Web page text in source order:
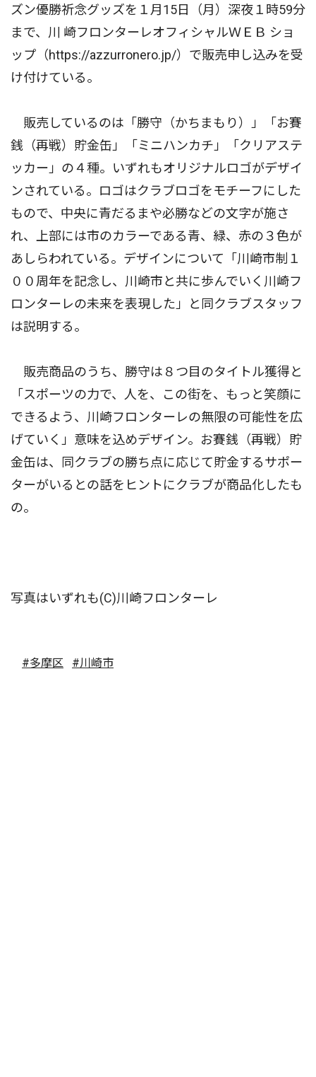
ズン優勝祈念グッズを１月15日（月）深夜１時59分
まで、川 崎フロンターレオフィシャルＷＥＢ ショ
ップ（https://azzurronero.jp/）で販売申し込みを受
け付けている。
販売しているのは「勝守（かちまもり）」「お賽
銭（再戦）貯金缶」「ミニハンカチ」「クリアステ
ッカー」の４種。いずれもオリジナルロゴがデザイ
ンされている。ロゴはクラブロゴをモチーフにした
もので、中央に青だるまや必勝などの文字が施さ
れ、上部には市のカラーである青、緑、赤の３色が
あしらわれている。デザインについて「川崎市制１
００周年を記念し、川崎市と共に歩んでいく川崎フ
ロンターレの未来を表現した」と同クラブスタッフ
は説明する。
販売商品のうち、勝守は８つ目のタイトル獲得と
「スポーツの力で、人を、この街を、もっと笑顔に
できるよう、川崎フロンターレの無限の可能性を広
げていく」意味を込めデザイン。お賽銭（再戦）貯
金缶は、同クラブの勝ち点に応じて貯金するサポー
ターがいるとの話をヒントにクラブが商品化したも
の。
写真はいずれも(C)川崎フロンターレ
#多摩区 #川崎市